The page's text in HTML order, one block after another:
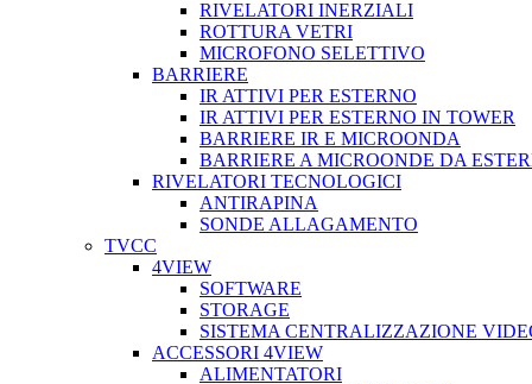
RIVELATORI INERZIALI
ROTTURA VETRI
MICROFONO SELETTIVO
BARRIERE
IR ATTIVI PER ESTERNO
IR ATTIVI PER ESTERNO IN TOWER
BARRIERE IR E MICROONDA
BARRIERE A MICROONDE DA
RIVELATORI TECNOLOGICI
ANTIRAPINA
SONDE ALLAGAMENTO
TVCC
4VIEW
SOFTWARE
STORAGE
SISTEMA CENTRALIZZAZIONE
ACCESSORI 4VIEW
ALIMENTATORI